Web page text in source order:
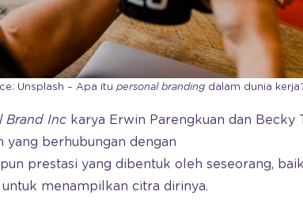
Unsplash – Apa itu personal branding dalam dunia
Brand Inc karya Erwin Parengkuan dan Becky
yang berhubungan dengan
prestasi yang dibentuk oleh seseorang,
menampilkan citra dirinya.